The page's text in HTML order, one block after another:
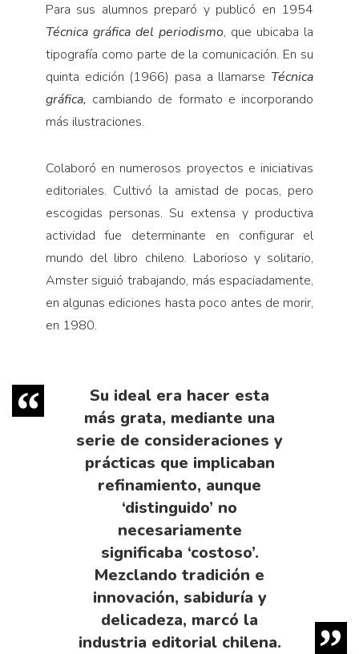
Para sus alumnos preparó y publicó en 1954
Técnica gráfica del periodismo, que ubicaba la
tipografía como parte de la comunicación. En su
quinta edición (1966) pasa a llamarse Técnica
gráfica, cambiando de formato e incorporando
más ilustraciones.
Colaboró en numerosos proyectos e iniciativas
editoriales. Cultivó la amistad de pocas, pero
escogidas personas. Su extensa y productiva
actividad fue determinante en configurar el
mundo del libro chileno. Laborioso y solitario,
Amster siguió trabajando, más espaciadamente,
en algunas ediciones hasta poco antes de morir,
en 1980.
Su ideal era hacer esta
más grata, mediante una
serie de consideraciones y
prácticas que implicaban
refinamiento, aunque
‘distinguido’ no
necesariamente
significaba ‘costoso’.
Mezclando tradición e
innovación, sabiduría y
delicadeza, marcó la
industria editorial chilena.